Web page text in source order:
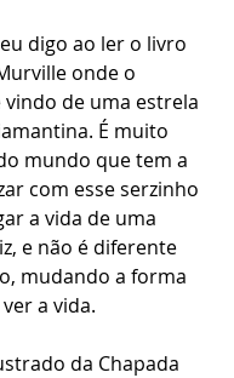
digo ao ler o livro
onde o
vindo de uma estrela
É muito
mundo que tem a
com esse serzinho
a vida de uma
e não é diferente
mudando a forma
a vida.
da Chapada